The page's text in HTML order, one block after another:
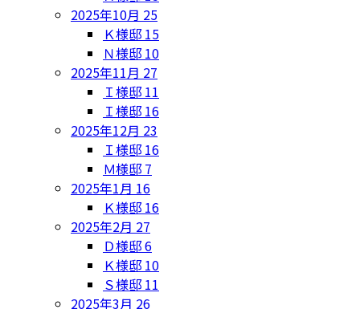
2025年10月 25
Ｋ様邸 15
Ｎ様邸 10
2025年11月 27
Ｉ様邸 11
Ｉ様邸 16
2025年12月 23
Ｉ様邸 16
Ｍ様邸 7
2025年1月 16
Ｋ様邸 16
2025年2月 27
Ｄ様邸6
Ｋ様邸 10
Ｓ様邸 11
2025年3月 26